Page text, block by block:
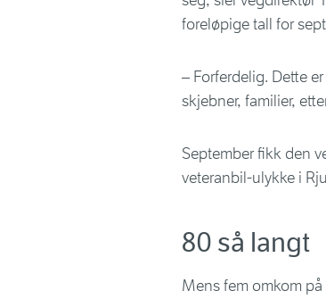
foreløpige tall for
– Forferdelig. Dette
skjebner, familier,
September fikk den
veteranbil-ulykke i
80 så langt
Mens fem omkom på